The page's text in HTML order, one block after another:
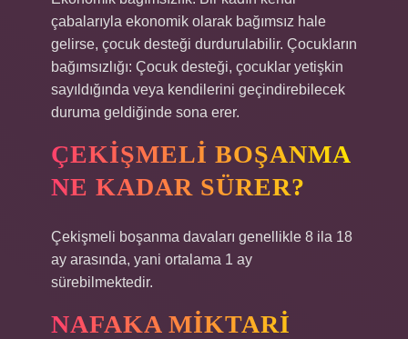
çabalarıyla ekonomik olarak bağımsız hale
gelirse, çocuk desteği durdurulabilir. Çocukların
bağımsızlığı: Çocuk desteği, çocuklar yetişkin
sayıldığında veya kendilerini geçindirebilecek
duruma geldiğinde sona erer.
ÇEKIŞMELI BOŞANMA
NE KADAR SÜRER?
Çekişmeli boşanma davaları genellikle 8 ila 18
ay arasında, yani ortalama 1 ay
sürebilmektedir.
NAFAKA MIKTARI